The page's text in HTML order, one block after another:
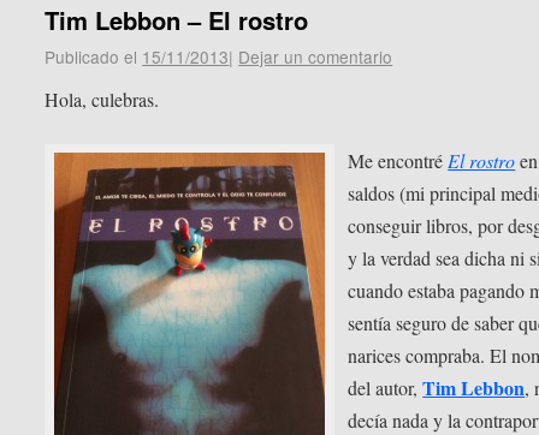
Tim Lebbon – El rostro
Publicado el 15/11/2013| Dejar un comentario
Hola, culebras.
Me encontré El rostro
saldos (mi principal
conseguir libros, por
y la verdad sea dicha ni
cuando estaba pagando
sentía seguro de saber
narices compraba. El
del autor,Tim Lebbon,
decía nada y la